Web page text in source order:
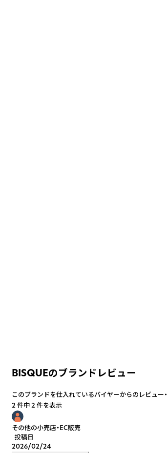
BISQUEのブランドレビュー
このブランドを仕入れているバイヤーからのレビュー
2 件中 2 件を表示
その他の小売店・EC販売
投稿日
2026/02/24